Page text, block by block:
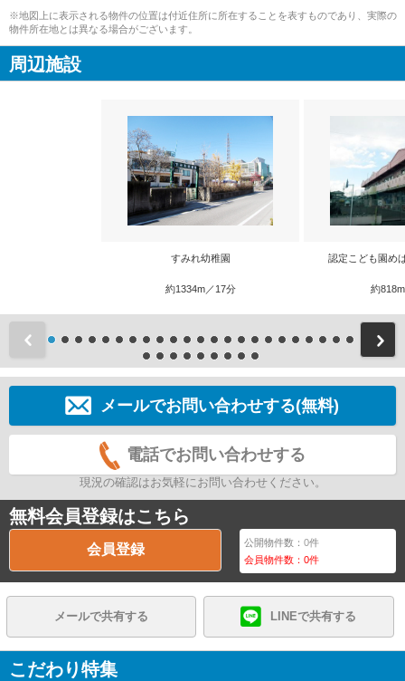
※地図上に表示される物件の位置は付近住所に所在することを表すものであり、実際の
物件所在地とは異なる場合がございます。
周辺施設
すみれ幼稚園
約1334m／17分
認定こども園め
約
前
メールでお問い合わせする(無料)
電話でお問い合わせする
現況の確認はお気軽にお問い合わせください。
無料会員登録はこちら
会員登録 公開物件数：0件
会員物件数：0件
メールで共有する LINEで共有する
こだわり特集